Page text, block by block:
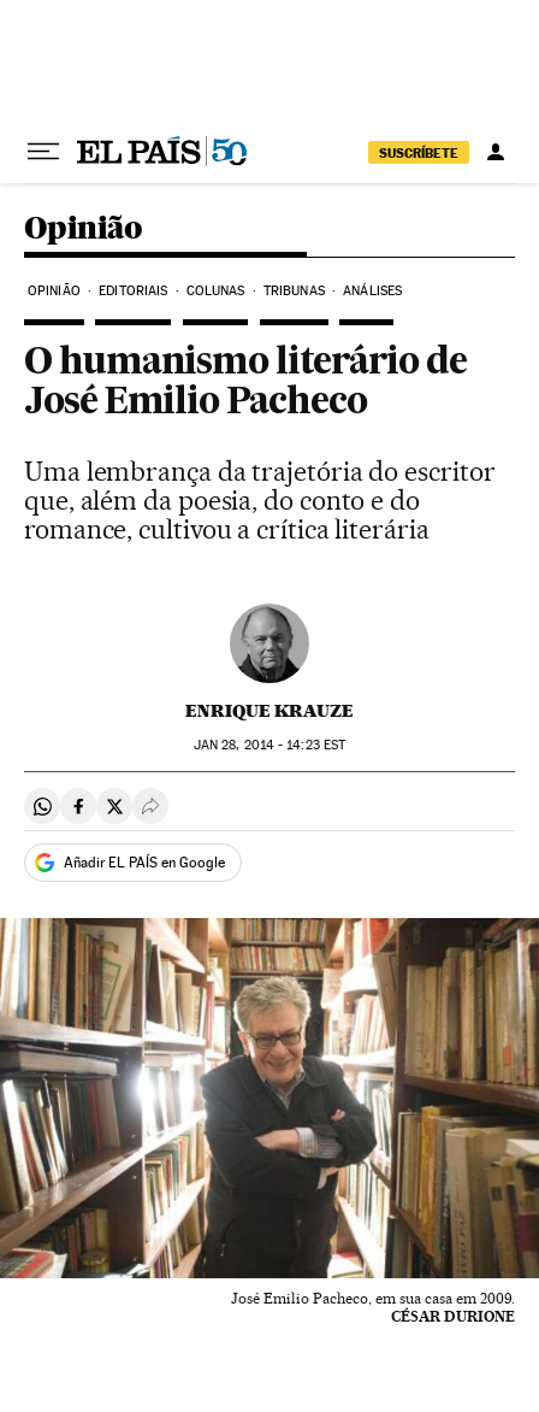
SUSCRÍBETE
Opinião
OPINIÃO EDITORIAIS COLUNAS TRIBUNAS ANÁLISES
O humanismo literário de
José Emilio Pacheco
Uma lembrança da trajetória do escritor
que, além da poesia, do conto e do
romance, cultivou a crítica literária
ENRIQUE KRAUZE
JAN 28, 2014 - 14:23EST
Compartir en Whatsapp
Compartir en Facebook
Compartir en Twitter
Desplegar Redes Sociales
Añadir EL PAÍS en Google
José Emilio Pacheco, em sua casa em 2009.
CÉSAR DURIONE